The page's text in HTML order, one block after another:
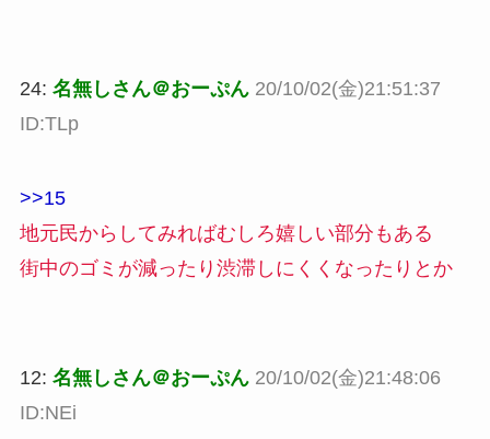
24: 名無しさん＠おーぷん 20/10/02(金)21:51:37
ID:TLp
>>15
地元民からしてみればむしろ嬉しい部分もある
街中のゴミが減ったり渋滞しにくくなったりとか
12: 名無しさん＠おーぷん 20/10/02(金)21:48:06
ID:NEi